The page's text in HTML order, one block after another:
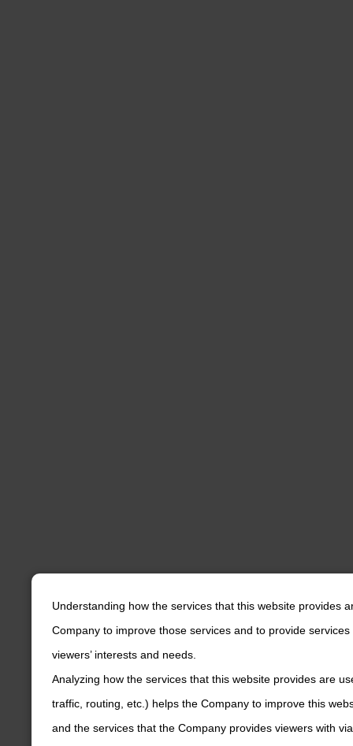
Understanding how the services that this website provides
Company to improve those services and to provide
viewers’ interests and needs.
Analyzing how the services that this website provides are
traffic, routing, etc.) helps the Company to improve this
and the services that the Company provides viewers with